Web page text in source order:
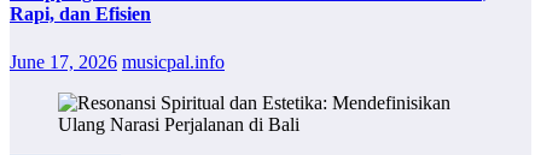
Rapi, dan Efisien
June 17, 2026 musicpal.info